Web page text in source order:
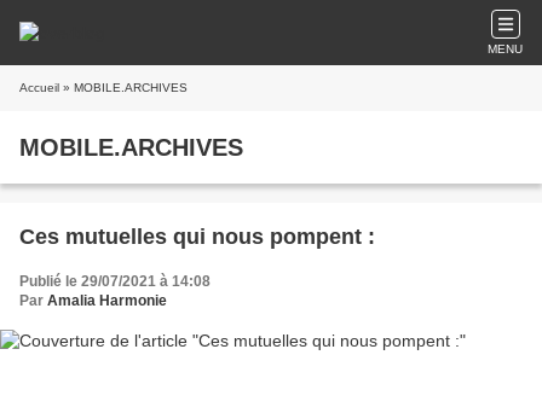
MENU
Accueil » MOBILE.ARCHIVES
MOBILE.ARCHIVES
Ces mutuelles qui nous pompent :
Publié le 29/07/2021 à 14:08
Par Amalia Harmonie